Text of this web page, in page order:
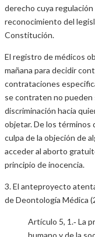
derecho cuya
reconocimiento del
Constitución.
El registro de médicos
mañana para decidir
contrataciones
se contraten no pueden
discriminación hacia
objetar. De los términos
culpa de la objeción de
acceder al aborto
principio de inocencia.
3. El anteproyecto
de Deontología Médica
Artículo 5, 1.‐ La
humano y de la